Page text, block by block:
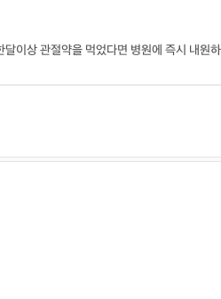
이상 관절약을 먹었다면 병원에 즉시 내원